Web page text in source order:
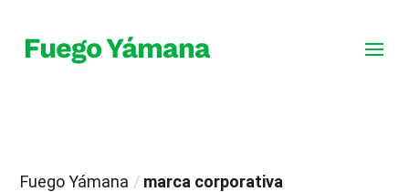
Fuego Yámana / marca corporativa